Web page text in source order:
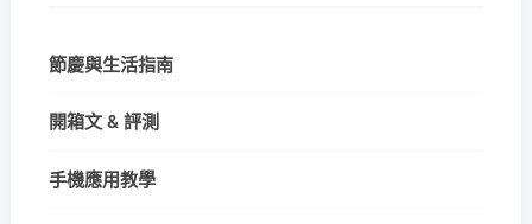
節慶與生活指南
開箱文 & 評測
手機應用教學